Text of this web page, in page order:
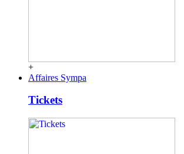
+
Affaires Sympa
Tickets